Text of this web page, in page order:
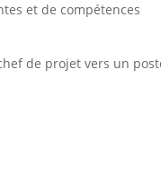
et de compétences
de projet vers un